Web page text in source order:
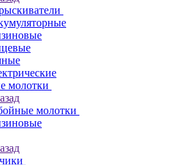
молотки
молотки